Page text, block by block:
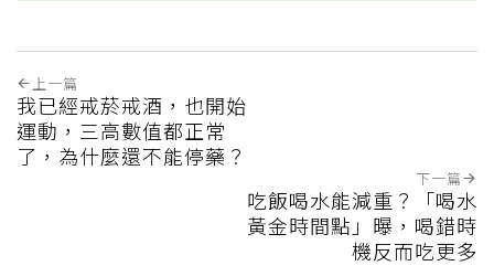
上一篇
我已經戒菸戒酒，也開始
運動，三高數值都正常
了，為什麼還不能停藥？
下一篇
吃飯喝水能減重？「喝水
黃金時間點」曝，喝錯時
機反而吃更多